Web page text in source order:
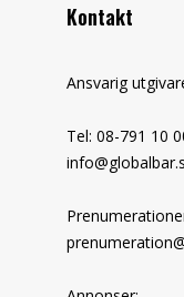
Kontakt
Ansvarig
Tel: 08-791 10